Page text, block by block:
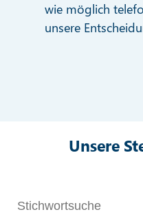
wie möglich
unsere
Unsere